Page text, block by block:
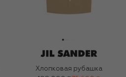
Хлопковая рубашка